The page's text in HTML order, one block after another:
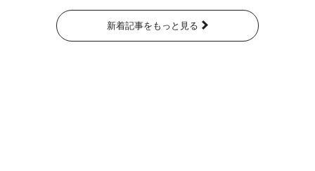
新着記事をもっと見る